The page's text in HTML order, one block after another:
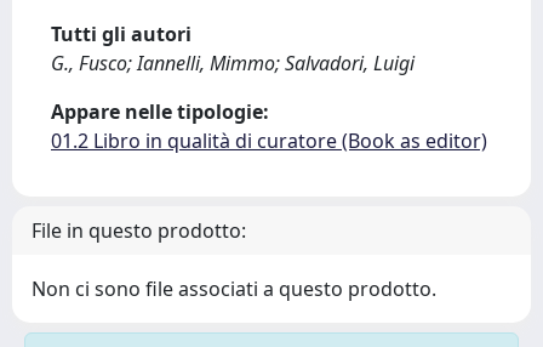
Tutti gli autori
G., Fusco; Iannelli, Mimmo; Salvadori, Luigi
Appare nelle tipologie:
01.2 Libro in qualità di curatore (Book as editor)
File in questo prodotto:
Non ci sono file associati a questo prodotto.